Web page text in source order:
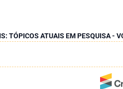
TÓPICOS ATUAIS EM PESQUISA -